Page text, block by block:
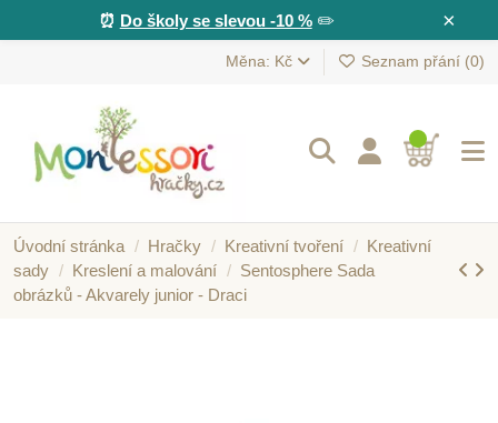
×
⏰ Do školy se slevou -10 %✏️
Měna: Kč Seznam přání (0)
Úvodní stránka Hračky Kreativní tvoření
Kreativní
sady
Kreslení a malování
Sentosphere Sada
obrázků - Akvarely junior - Draci